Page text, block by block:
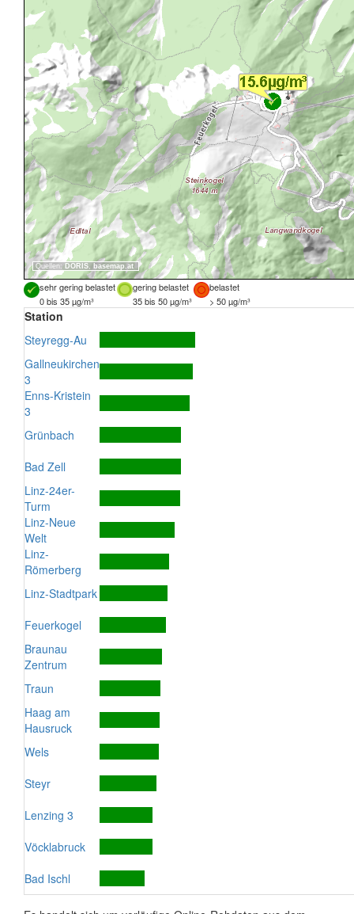
Quellen: DORIS, basemap.at
sehr gering belastet gering belastet
belastet
0 bis 35 µg/m³
35 bis 50 µg/m³ > 50 µg/m³
Station
Steyregg-Au
Gallneukirchen
3
Enns-Kristein
3
Grünbach
Bad Zell
Linz-24er-
Turm
Linz-Neue
Welt
Linz-
Römerberg
Linz-Stadtpark
Feuerkogel
Braunau
Zentrum
Traun
Haag am
Hausruck
Wels
Steyr
Lenzing 3
Vöcklabruck
Bad Ischl